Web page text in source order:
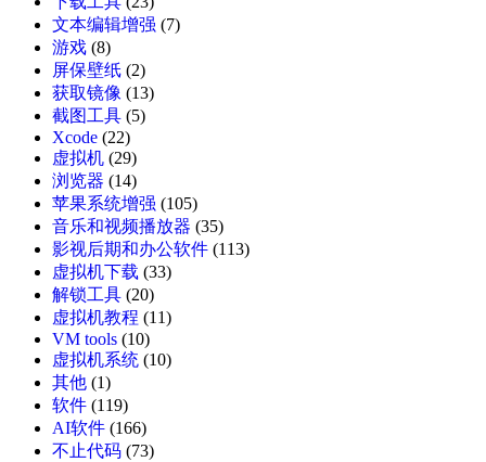
文本编辑增强 (7)
游戏 (8)
屏保壁纸 (2)
获取镜像 (13)
截图工具 (5)
Xcode (22)
虚拟机 (29)
浏览器 (14)
苹果系统增强 (105)
音乐和视频播放器 (35)
影视后期和办公软件 (113)
虚拟机下载 (33)
解锁工具 (20)
虚拟机教程 (11)
VM tools (10)
虚拟机系统 (10)
其他 (1)
软件 (119)
AI软件 (166)
不止代码 (73)